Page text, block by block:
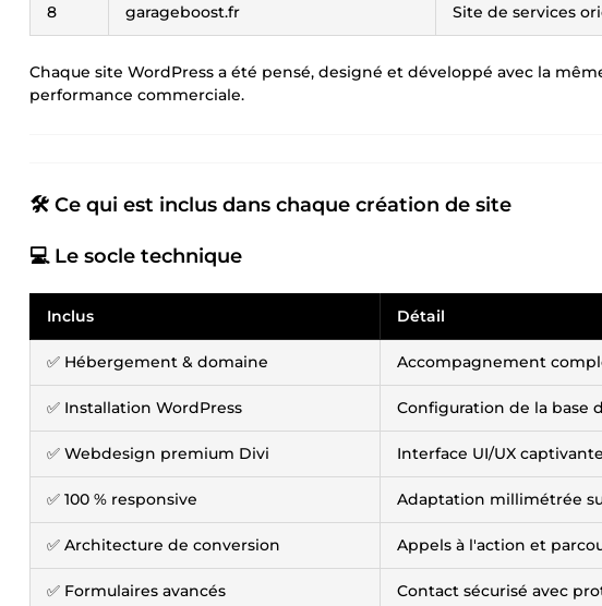
8 garageboost.fr Site de services
Chaque site WordPress a été pensé, designé et développé avec la
performance commerciale.
🛠 Ce qui est inclus dans chaque création de site
💻 Le socle technique
Inclus Détail
✅ Hébergement & domaine Accompagnement
✅ Installation WordPress Configuration de la base
✅ Webdesign premium Divi Interface UI/UX
✅ 100 % responsive Adaptation millimétrée
✅ Architecture de conversion Appels à l'action et
✅ Formulaires avancés Contact sécurisé avec